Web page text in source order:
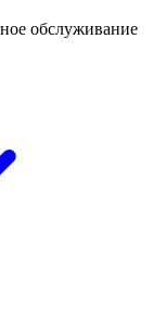
обслуживание